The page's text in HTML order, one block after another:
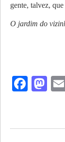
gente, talvez,
O jardim do